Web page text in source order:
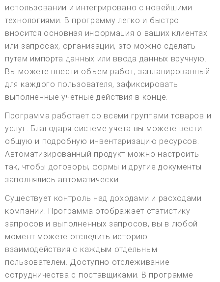
использовании и интегрировано с новейшими
технологиями. В программу легко и быстро
вносится основная информация о ваших клиентах
или запросах, организации, это можно сделать
путем импорта данных или ввода данных вручную.
Вы можете ввести объем работ, запланированный
для каждого пользователя, зафиксировать
выполненные учетные действия в конце.
Программа работает со всеми группами товаров и
услуг. Благодаря системе учета вы можете вести
общую и подробную инвентаризацию ресурсов.
Автоматизированный продукт можно настроить
так, чтобы договоры, формы и другие документы
заполнялись автоматически.
Существует контроль над доходами и расходами
компании. Программа отображает статистику
запросов и выполненных запросов, вы в любой
момент можете отследить историю
взаимодействия с каждым отдельным
пользователем. Доступно отслеживание
сотрудничества с поставщиками. В программе